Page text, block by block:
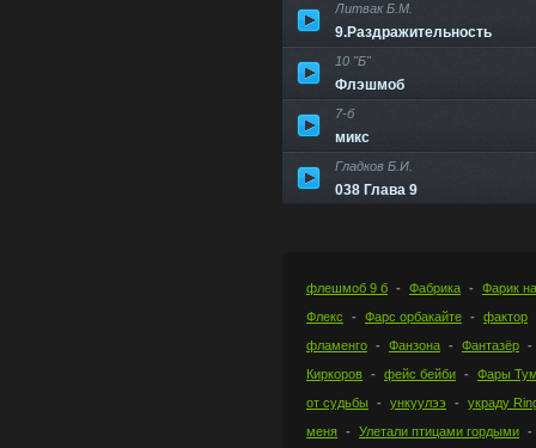
Литвак Б.М.
9.Раздражительность
10 "Б"
Флэшмоб
7-б
микс
Гладков Б.И.
038 Глава 9
флешмоб 9 б Фабрика
Фарик
Флекс
Фарс орбакайте
фактор
фламенго
Фанзона
Фантазёр
Киркоров
фейс бейби
Фары
от судьбы
ункуулээ
украду
меня
Улетали птицами гордыми